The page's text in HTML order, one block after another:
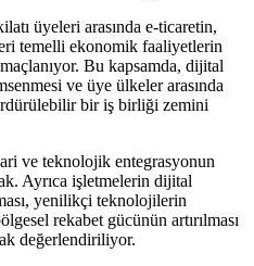
üyeleri arasında e-ticaretin,
temelli ekonomik faaliyetlerin
Bu kapsamda, dijital
ve üye ülkeler arasında
bir iş birliği zemini
ve teknolojik entegrasyonun
Ayrıca işletmelerin dijital
yenilikçi teknolojilerin
rekabet gücünün artırılması
değerlendiriliyor.